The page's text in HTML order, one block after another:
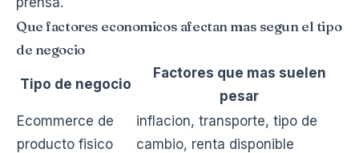
Que factores economicos afectan mas segun el tipo
de negocio
Tipo de negocio
Factores que mas suelen
pesar
Ecommerce de
producto fisico
inflacion, transporte, tipo de
cambio, renta disponible